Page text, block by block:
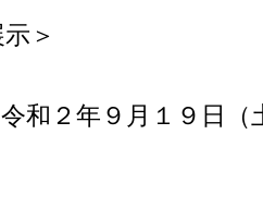
＞
９月１９日（土